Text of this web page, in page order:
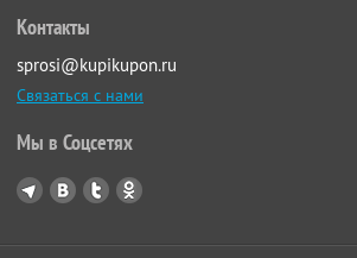
Контакты
sprosi@kupikupon.ru
Связаться с нами
Мы в Соцсетях